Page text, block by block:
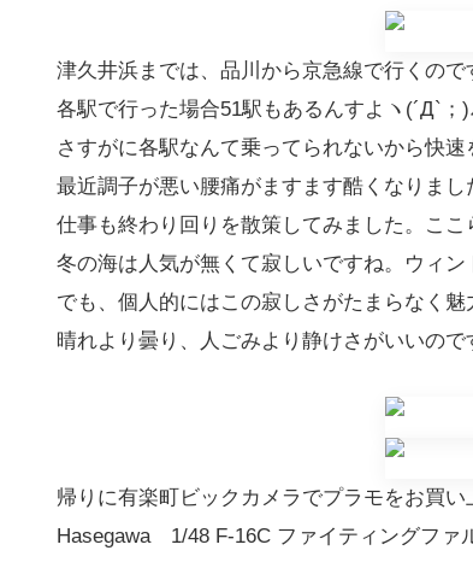
津久井浜までは、品川から京急線で行くので
各駅で行った場合51駅もあるんすよヽ(´Д`；)
さすがに各駅なんて乗ってられないから快
最近調子が悪い腰痛がますます酷くなりま
仕事も終わり回りを散策してみました。ここ
冬の海は人気が無くて寂しいですね。ウィン
でも、個人的にはこの寂しさがたまらなく魅
晴れより曇り、人ごみより静けさがいいので
帰りに有楽町ビックカメラでプラモをお買い
Hasegawa 1/48 F-16C ファイティングファ